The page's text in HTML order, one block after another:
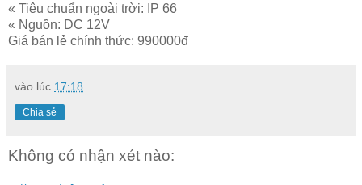
« Tiêu chuẩn ngoài trời: IP 66
« Nguồn: DC 12V
Giá bán lẻ chính thức: 990000đ
vào lúc 17:18
Chia sẻ
Không có nhận xét nào: